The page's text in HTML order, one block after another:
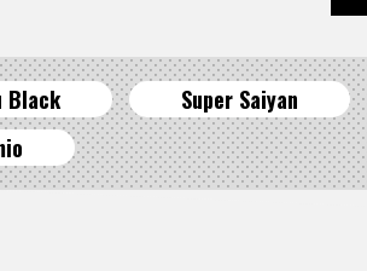
Black
Super Saiyan